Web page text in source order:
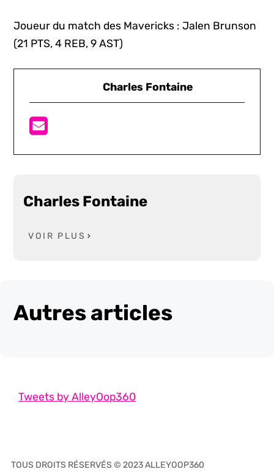
Joueur du match des Mavericks : Jalen Brunson
(21 PTS, 4 REB, 9 AST)
Charles Fontaine
Charles Fontaine
VOIR PLUS
Autres articles
Tweets by AlleyOop360
TOUS DROITS RÉSERVÉS © 2023 ALLEYOOP360